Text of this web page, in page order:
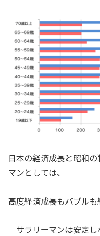
日本の経済成長と昭和
マンとしては、
高度経済成長もバブルも
『サラリーマンは安定